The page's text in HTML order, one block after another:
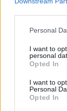
Personal
I want to
personal
Opted In
I want to
Personal
Opted In
Κόψατε το
τροφές
Αν